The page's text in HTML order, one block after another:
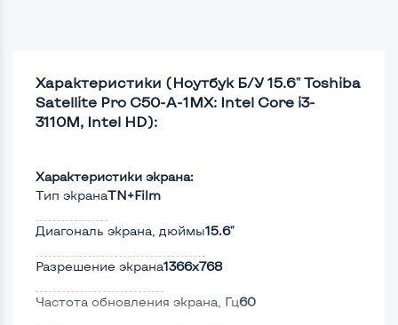
Характеристики (Ноутбук Б/У 15.6" Toshiba
Satellite Pro C50-A-1MX: Intel Core i3-
3110M, Intel HD):
Характеристики экрана:
Тип экранаTN+Film
Диагональ экрана, дюймы15.6"
Разрешение экрана1366x768
Частота обновления экрана, Гц60